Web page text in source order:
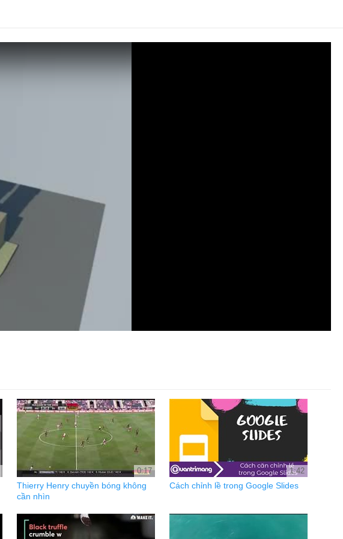
0:17
Thierry Henry chuyền bóng không
cần nhìn
1:42
Cách chỉnh lề trong Google Slides